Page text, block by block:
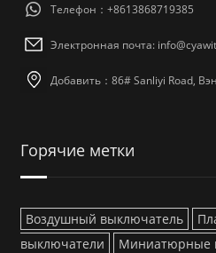
Телефон：+8613868719385
Электронная почта:
Добавить：86# Sanliyi Road,
Горячие метки
Воздушный выключатель
выключатели
Миниатюрные